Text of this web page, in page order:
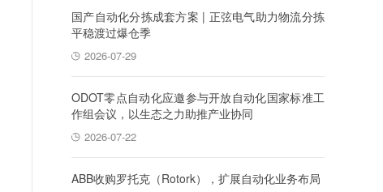
国产自动化分拣成套方案 | 正弦电气助力物流分拣
平稳渡过爆仓季
2026-07-29
ODOT零点自动化应邀参与开放自动化国家标准工
作组会议，以生态之力助推产业协同
2026-07-22
ABB收购罗托克（Rotork），扩展自动化业务布局